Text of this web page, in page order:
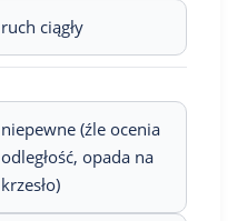
ruch ciągły
niepewne (źle ocenia
odległość, opada na
krzesło)